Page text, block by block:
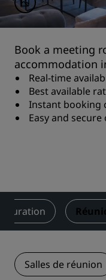
Book a meeting
accommodation
Real-time
Best available
Instant booking
Easy and
Salles de réunion